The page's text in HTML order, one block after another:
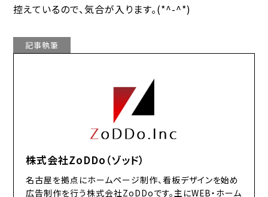
控えているので、気合が入ります。(*^-^*)
記事執筆
株式会社ZoDDo（ゾッド）
名古屋を拠点にホームページ制作、看板デザインを始め
広告制作を行う株式会社ZoDDoです。主にWEB・ホーム